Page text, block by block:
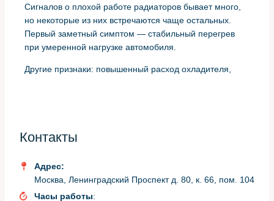
Сигналов о плохой работе радиаторов бывает много,
но некоторые из них встречаются чаще остальных.
Первый заметный симптом — стабильный перегрев
при умеренной нагрузке автомобиля.
Другие признаки: повышенный расход охладителя,
работой
Контакты
Адрес:
Москва, Ленинградский Проспект д. 80, к. 66, пом. 104
Часы работы: